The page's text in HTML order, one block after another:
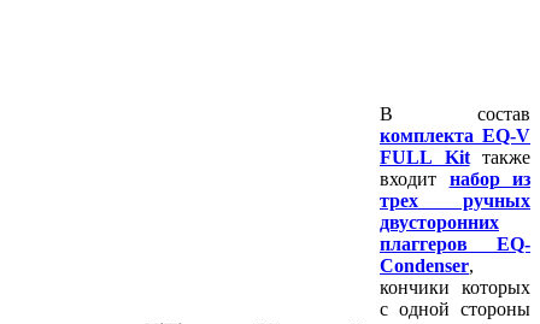
В состав
комплекта EQ-V
FULL Kit
также
входит набор из
трех ручных
двусторонних
плаггеров EQ-
Condenser,
кончики которых
с одной стороны